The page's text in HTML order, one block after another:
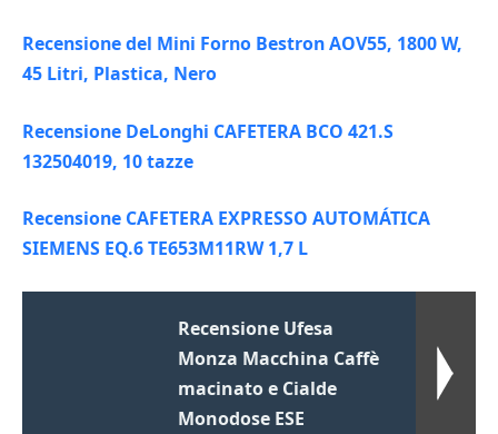
Recensione del Mini Forno Bestron AOV55, 1800 W,
45 Litri, Plastica, Nero
Recensione DeLonghi CAFETERA BCO 421.S
132504019, 10 tazze
Recensione CAFETERA EXPRESSO AUTOMÁTICA
SIEMENS EQ.6 TE653M11RW 1,7 L
Recensione Ufesa
Monza Macchina Caffè
macinato e Cialde
Monodose ESE